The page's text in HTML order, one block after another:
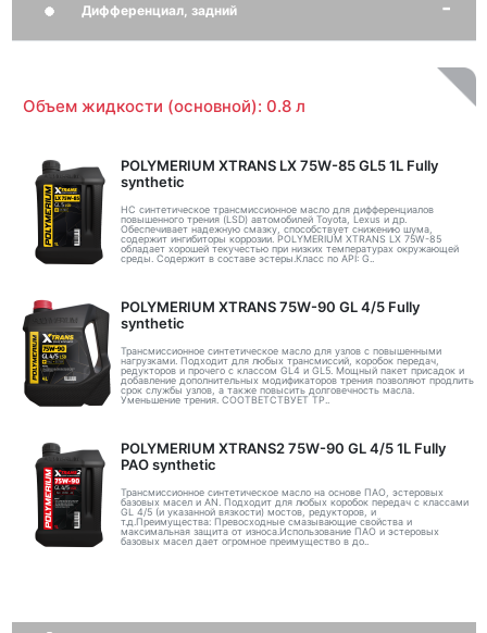
Дифференциал, задний
Объем жидкости (основной): 0.8 л
POLYMERIUM XTRANS LX 75W-85 GL5 1L Fully
synthetic
НС синтетическое трансмиссионное масло для дифференциалов
повышенного трения (LSD) автомобилей Toyota, Lexus и др.
Обеспечивает надежную смазку, способствует снижению шума,
содержит ингибиторы коррозии. POLYMERIUM XTRANS LX 75W-85
обладает хорошей текучестью при низких температурах окружающей
среды. Содержит в составе эстеры.Класс по API: G..
POLYMERIUM XTRANS 75W-90 GL 4/5 Fully
synthetic
Трансмиссионное синтетическое масло для узлов с повышенными
нагрузками. Подходит для любых трансмиссий, коробок передач,
редукторов и прочего с классом GL4 и GL5. Мощный пакет присадок и
добавление дополнительных модификаторов трения позволяют продлить
срок службы узлов, а также повысить долговечность масла.
Уменьшение трения. СООТВЕТСТВУЕТ ТР..
POLYMERIUM XTRANS2 75W-90 GL 4/5 1L Fully
PAO synthetic
Трансмиссионное синтетическое масло на основе ПАО, эстеровых
базовых масел и AN. Подходит для любых коробок передач с классами
GL 4/5 (и указанной вязкости) мостов, редукторов, и
т.д.Преимущества: Превосходные смазывающие свойства и
максимальная защита от износа.Использование ПАО и эстеровых
базовых масел дает огромное преимущество в до..